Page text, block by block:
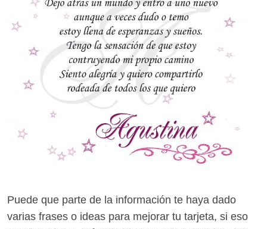
Puede que parte de la información te haya dado
varias frases o ideas para mejorar tu tarjeta, si eso